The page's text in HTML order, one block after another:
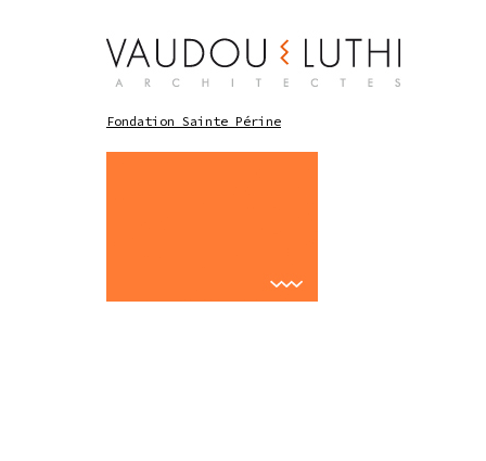
Fondation Sainte Périne